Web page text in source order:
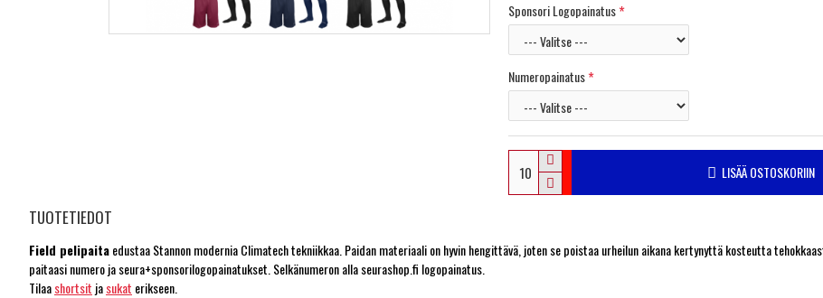
Sponsori Logopainatus
Numeropainatus
LISÄÄ OSTOSKORIIN
TUOTETIEDOT
Field pelipaitaedustaa Stannon modernia Climatech tekniikkaa. Paidan materiaali on hyvin hengittävä, joten se poistaa urheilun aikana kertynyttä kosteutta
paitaasi numero ja seura+sponsorilogopainatukset. Selkänumeron alla seurashop.fi logopainatus.
Tilaashortsit jasukat erikseen.